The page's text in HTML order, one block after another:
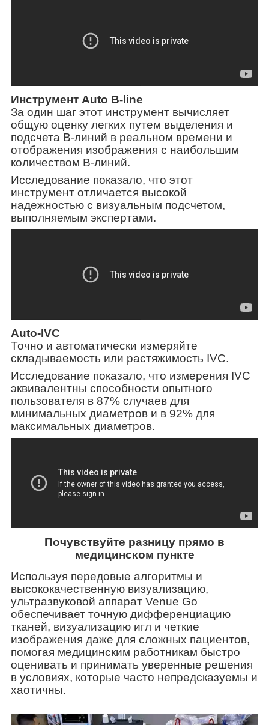
Инструмент Auto B-line
За один шаг этот инструмент вычисляет
общую оценку легких путем выделения и
подсчета B-линий в реальном времени и
отображения изображения с наибольшим
количеством B-линий.
Исследование показало, что этот
инструмент отличается высокой
надежностью с визуальным подсчетом,
выполняемым экспертами.
Auto-IVC
Точно и автоматически измеряйте
складываемость или растяжимость IVC.
Исследование показало, что измерения IVC
эквивалентны способности опытного
пользователя в 87% случаев для
минимальных диаметров и в 92% для
максимальных диаметров.
Почувствуйте разницу прямо в
медицинском пункте
Используя передовые алгоритмы и
высококачественную визуализацию,
ультразвуковой аппарат Venue Go
обеспечивает точную дифференциацию
тканей, визуализацию игл и четкие
изображения даже для сложных пациентов,
помогая медицинским работникам быстро
оценивать и принимать уверенные решения
в условиях, которые часто непредсказуемы и
хаотичны.